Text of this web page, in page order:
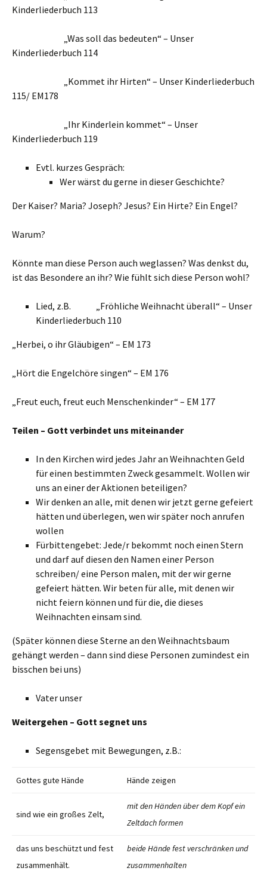
Kinderliederbuch 113
„Was soll das bedeuten“ – Unser
Kinderliederbuch 114
„Kommet ihr Hirten“ – Unser Kinderliederbuch
115/ EM178
„Ihr Kinderlein kommet“ – Unser
Kinderliederbuch 119
Evtl. kurzes Gespräch:
Wer wärst du gerne in dieser Geschichte?
Der Kaiser? Maria? Joseph? Jesus? Ein Hirte? Ein Engel?
Warum?
Könnte man diese Person auch weglassen? Was denkst du,
ist das Besondere an ihr? Wie fühlt sich diese Person wohl?
Lied, z.B. „Fröhliche Weihnacht überall“ – Unser
Kinderliederbuch 110
„Herbei, o ihr Gläubigen“ – EM 173
„Hört die Engelchöre singen“ – EM 176
„Freut euch, freut euch Menschenkinder“ – EM 177
Teilen – Gott verbindet uns miteinander
In den Kirchen wird jedes Jahr an Weihnachten Geld
für einen bestimmten Zweck gesammelt. Wollen wir
uns an einer der Aktionen beteiligen?
Wir denken an alle, mit denen wir jetzt gerne gefeiert
hätten und überlegen, wen wir später noch anrufen
wollen
Fürbittengebet: Jede/r bekommt noch einen Stern
und darf auf diesen den Namen einer Person
schreiben/ eine Person malen, mit der wir gerne
gefeiert hätten. Wir beten für alle, mit denen wir
nicht feiern können und für die, die dieses
Weihnachten einsam sind.
(Später können diese Sterne an den Weihnachtsbaum
gehängt werden – dann sind diese Personen zumindest ein
bisschen bei uns)
Vater unser
Weitergehen – Gott segnet uns
Segensgebet mit Bewegungen, z.B.:
Gottes gute Hände Hände zeigen
sind wie ein großes Zelt,
mit den Händen über dem Kopf ein
Zeltdach formen
das uns beschützt und fest
zusammenhält.
beide Hände fest verschränken und
zusammenhalten